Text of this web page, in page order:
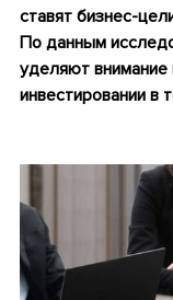
ставят бизнес-
По данным
уделяют внимание
инвестировании в